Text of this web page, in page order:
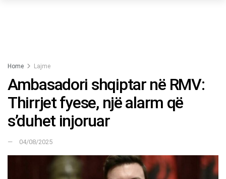
Home Lajme
Ambasadori shqiptar në RMV:
Thirrjet fyese, një alarm që
s’duhet injoruar
04/08/2025